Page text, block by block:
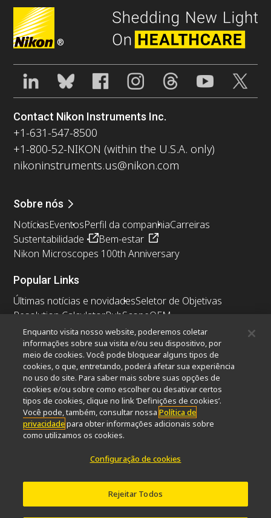
®
Contact Nikon Instruments Inc.
+1-631-547-8500
+1-800-52-NIKON (within the U.S.A. only)
nikoninstruments.us@nikon.com
Sobre nós
NotíciasEventosPerfil da companhiaCarreiras
Sustentabilidade
Bem-estar
Nikon Microscopes 100th Anniversary
Popular Links
Últimas notícias e novidadesSeletor de Objetivas
Resolution CalculatorPubScopeOEM
Nikon Small World
MicroscopyU
Outros produtos Nikon
Produtos de imagem
Microscopia industriais e Metrologia
Sistemas de litografia semicondutores
Sistemas de litografia FPD
Do Not Sell or Share My Personal Information
Software Vulnerability Information
Enquanto visita nosso website, poderemos coletar
informações sobre sua visita e/ou seu dispositivo, por
meio de cookies. Você pode bloquear alguns tipos de
cookies, o que, entretando, poderá afetar sua experiência
no uso do site. Para saber mais sobre suas opções de
cookies e/ou sobre como escolher ou desativar certos
tipos de cookies, clique no link ‘Definições de cookies’.
Você pode, também, consultar nossaPolítica de
privacidadepara obter informações adicionais sobre
como utilizamos os cookies.
Configuração de cookies
Rejeitar Todos